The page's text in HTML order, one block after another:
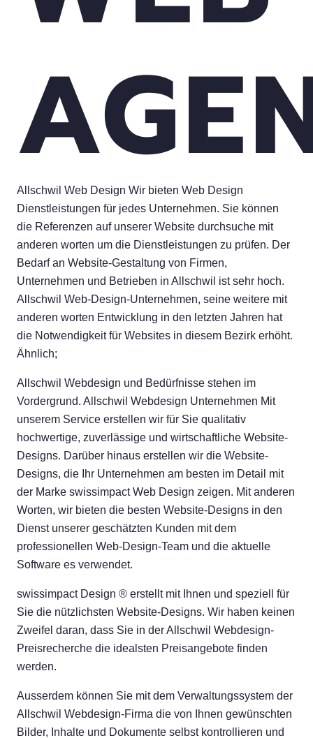
Allschwil Web Design Wir bieten Web Design
Dienstleistungen für jedes Unternehmen. Sie können
die Referenzen auf unserer Website durchsuche mit
anderen worten um die Dienstleistungen zu prüfen. Der
Bedarf an Website-Gestaltung von Firmen,
Unternehmen und Betrieben in Allschwil ist sehr hoch.
Allschwil Web-Design-Unternehmen, seine weitere mit
anderen worten Entwicklung in den letzten Jahren hat
die Notwendigkeit für Websites in diesem Bezirk erhöht.
Ähnlich;
Allschwil Webdesign und Bedürfnisse stehen im
Vordergrund. Allschwil Webdesign Unternehmen Mit
unserem Service erstellen wir für Sie qualitativ
hochwertige, zuverlässige und wirtschaftliche Website-
Designs. Darüber hinaus erstellen wir die Website-
Designs, die Ihr Unternehmen am besten im Detail mit
der Marke swissimpact Web Design zeigen. Mit anderen
Worten, wir bieten die besten Website-Designs in den
Dienst unserer geschätzten Kunden mit dem
professionellen Web-Design-Team und die aktuelle
Software es verwendet.
swissimpact Design ® erstellt mit Ihnen und speziell für
Sie die nützlichsten Website-Designs. Wir haben keinen
Zweifel daran, dass Sie in der Allschwil Webdesign-
Preisrecherche die idealsten Preisangebote finden
werden.
Ausserdem können Sie mit dem Verwaltungssystem der
Allschwil Webdesign-Firma die von Ihnen gewünschten
Bilder, Inhalte und Dokumente selbst kontrollieren und